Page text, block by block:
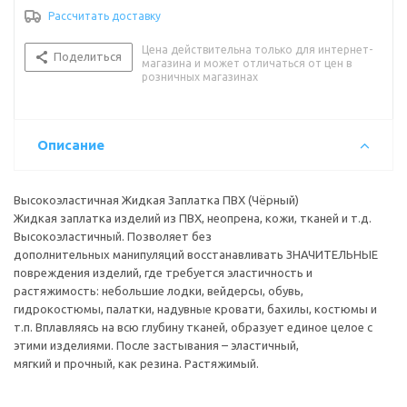
Рассчитать доставку
Поделиться
Цена действительна только для интернет-
магазина и может отличаться от цен в
розничных магазинах
Описание
Высокоэластичная Жидкая Заплатка ПВХ (Чёрный)
Жидкая заплатка изделий из ПВХ, неопрена, кожи, тканей и т.д.
Высокоэластичный. Позволяет без
дополнительных манипуляций восстанавливать ЗНАЧИТЕЛЬНЫЕ
повреждения изделий, где требуется эластичность и
растяжимость: небольшие лодки, вейдерсы, обувь,
гидрокостюмы, палатки, надувные кровати, бахилы, костюмы и
т.п. Вплавляясь на всю глубину тканей, образует единое целое с
этими изделиями. После застывания – эластичный,
мягкий и прочный, как резина. Растяжимый.